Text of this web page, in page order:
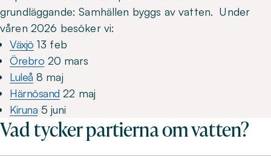
grundläggande: Samhällen byggs av vatten. Under
våren 2026 besöker vi:
Växjö 13 feb
Örebro 20 mars
Luleå 8 maj
Härnösand 22 maj
Kiruna 5 juni
Vad tycker partierna om vatten?